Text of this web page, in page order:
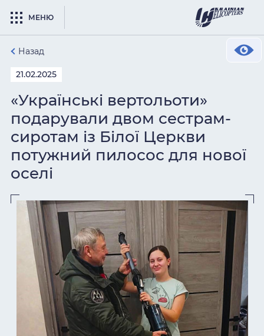
МЕНЮ
Назад
21.02.2025
«Українські вертольоти»
подарували двом сестрам-
сиротам із Білої Церкви
потужний пилосос для нової
оселі